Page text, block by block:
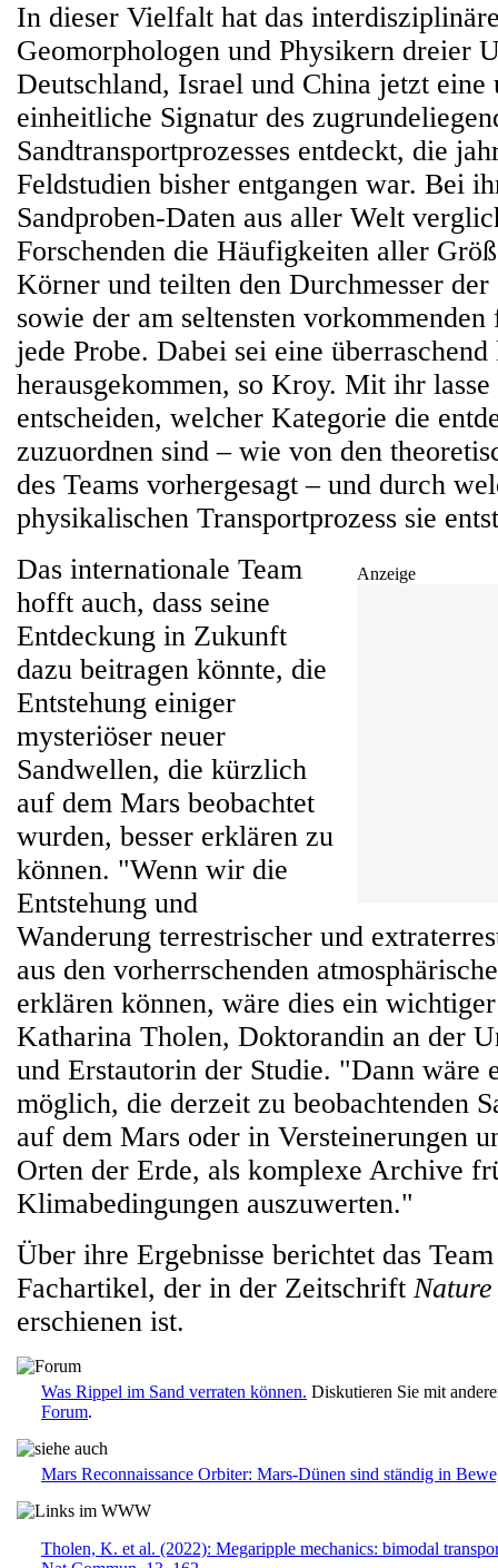
In dieser Vielfalt hat das
Geomorphologen und Physikern dreier
Deutschland, Israel und China jetzt eine
einheitliche Signatur des
Sandtransportprozesses entdeckt, die
Feldstudien bisher entgangen war. Bei
Sandproben-Daten aus aller Welt
Forschenden die Häufigkeiten aller
Körner und teilten den Durchmesser
sowie der am seltensten
jede Probe. Dabei sei eine
herausgekommen, so Kroy. Mit ihr
entscheiden, welcher Kategorie die
zuzuordnen sind – wie von den
des Teams vorhergesagt – und durch
physikalischen Transportprozess sie
Anzeige
Das internationale Team
hofft auch, dass seine
Entdeckung in Zukunft
dazu beitragen könnte, die
Entstehung einiger
mysteriöser neuer
Sandwellen, die kürzlich
auf dem Mars beobachtet
wurden, besser erklären zu
können. "Wenn wir die
Entstehung und
Wanderung terrestrischer und
aus den vorherrschenden
erklären können, wäre dies ein
Katharina Tholen, Doktorandin an der
und Erstautorin der Studie. "Dann wäre
möglich, die derzeit zu beobachtenden
auf dem Mars oder in Versteinerungen
Orten der Erde, als komplexe Archive
Klimabedingungen auszuwerten."
Über ihre Ergebnisse berichtet das
Fachartikel, der in der Zeitschrift
erschienen ist.
Was Rippel im Sand verraten können. Diskutieren Sie mit
Forum.
Mars Reconnaissance Orbiter: Mars-Dünen sind ständig in
Tholen, K. et al. (2022): Megaripple mechanics: bimodal